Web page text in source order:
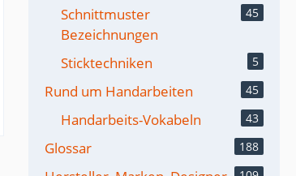
Schnittmuster
Bezeichnungen
45
Sticktechniken 5
Rund um Handarbeiten 45
Handarbeits-Vokabeln 43
Glossar 188